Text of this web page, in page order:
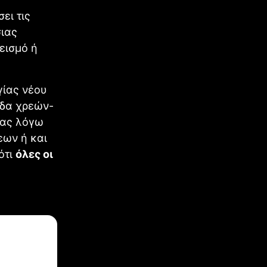
τις
ή
νέου
χρεών-
λόγω
ή και
όλες οι